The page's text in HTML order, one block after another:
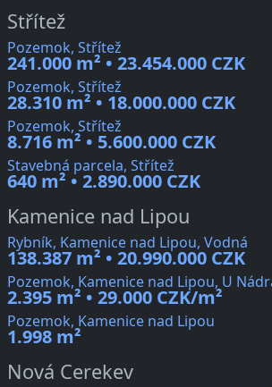
Střítež
Pozemok, Střítež
241.000 m² • 23.454.000 CZK
Pozemok, Střítež
28.310 m² • 18.000.000 CZK
Pozemok, Střítež
8.716 m² • 5.600.000 CZK
Stavebná parcela, Střítež
640 m² • 2.890.000 CZK
Kamenice nad Lipou
Rybník, Kamenice nad Lipou, Vodná
138.387 m² • 20.990.000 CZK
Pozemok, Kamenice nad Lipou, U
2.395 m² • 29.000 CZK/m²
Pozemok, Kamenice nad Lipou
1.998 m²
Nová Cerekev